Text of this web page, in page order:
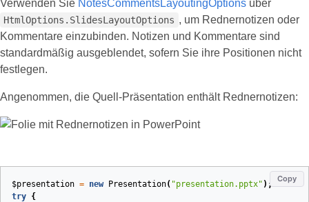
Verwenden Sie NotesCommentsLayoutingOptions über
HtmlOptions.SlidesLayoutOptions , um Rednernotizen oder
Kommentare einzubinden. Notizen und Kommentare sind
standardmäßig ausgeblendet, sofern Sie ihre Positionen nicht
festlegen.
Angenommen, die Quell‑Präsentation enthält Rednernotizen:
Copy
$presentation = new Presentation( "presentation.pptx" );
try {